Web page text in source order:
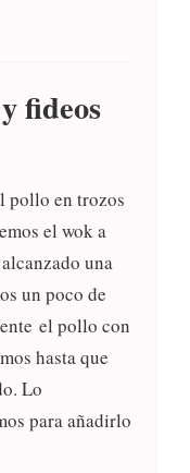
fideos
pollo en trozos
el wok a
una
un poco de
el pollo con
hasta que
Lo
para añadirlo